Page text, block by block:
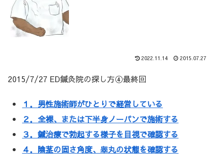
2022.11.14 2015.07.27
2015/7/27 ED鍼灸院の探し方④最終回
１．男性施術師がひとりで経営している
２．全裸、または下半身ノーパンで施術する
３．鍼治療で勃起する様子を目視で確認する
４．陰茎の固さ角度、睾丸の状態を確認する